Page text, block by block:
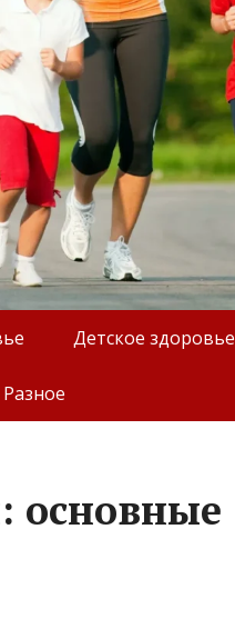
Детское здоровье
Разное
основные